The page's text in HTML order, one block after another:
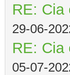
RE: Cia
29-06-
RE: Cia
05-07-